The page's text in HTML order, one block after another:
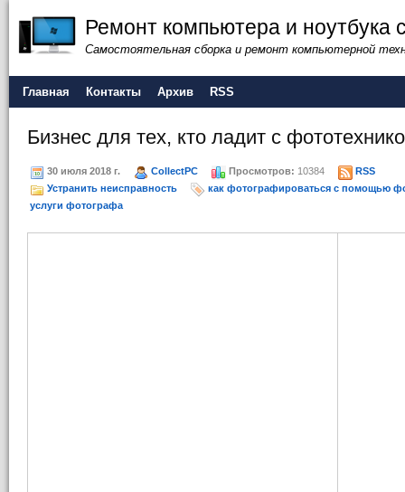
Ремонт компьютера и ноутбука
Самостоятельная сборка и ремонт компьютерной
Главная Контакты Архив RSS
Бизнес для тех, кто ладит с
30 июля 2018 г. CollectPC Просмотров: 10384
RSS
Устранить неисправность
как фотографироваться с помощью
услуги фотографа